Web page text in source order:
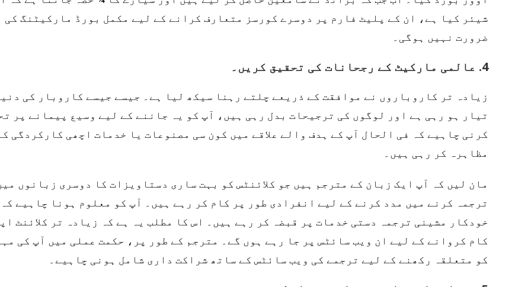
شیئر کیا ہے، ان کے پلیٹ فارم پر دوسرے کورسز متعارف کرانے کے لیے مکمل بورڈ مارکیٹنگ کی
ضرورت نہیں ہوگی۔
4. عالمی مارکیٹ کے رجحانات کی تحقیق کریں۔
زیادہ تر کاروباروں نے موافقت کے ذریعے چلتے رہنا سیکھ لیا ہے۔ جیسے جیسے کاروبار کی
تیار ہو رہی ہے اور لوگوں کی ترجیحات بدل رہی ہیں، آپ کو یہ جاننے کے لیے وسیع پیمانے پر
کرنی چاہیے کہ فی الحال آپ کے ہدف والے علاقے میں کون سی مصنوعات یا خدمات اچھی کارکردگی
مظاہرہ کر رہی ہیں۔
مان لیں کہ آپ ایک زبان کے مترجم ہیں جو کلائنٹس کو بہت ساری دستاویزات کا دوسری زبانوں
ترجمہ کرنے میں مدد کرنے کے لیے انفرادی طور پر کام کر رہے ہیں۔ آپ کو معلوم ہونا چاہیے کہ
خودکار مشینی ترجمہ دستی خدمات پر قبضہ کر رہے ہیں۔ اس کا مطلب یہ ہے کہ زیادہ تر کلائنٹ
کام کروانے کے لیے ان ویب سائٹس پر جا رہے ہوں گے۔ مترجم کے طور پر، حکمت عملی میں آپ کی
کو متعلقہ رکھنے کے لیے ترجمے کی ویب سائٹس کے ساتھ شراکت داری شامل ہونی چاہیے۔